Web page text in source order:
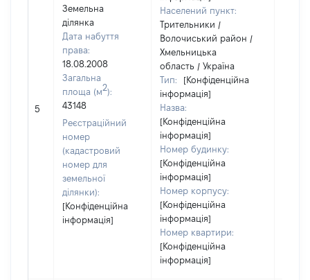
5
Земельна
ділянка
Дата набуття
права:
18.08.2008
Загальна
площа (м2):
43148
Реєстраційний
номер
(кадастровий
номер для
земельної
ділянки):
[Конфіденційна
інформація]
Населений пункт:
Трительники /
Волочиський район /
Хмельницька
область / Україна
Тип:
[Конфіденційна
інформація]
Назва:
[Конфіденційна
інформація]
Номер будинку:
[Конфіденційна
інформація]
Номер корпусу:
[Конфіденційна
інформація]
Номер квартири:
[Конфіденційна
інформація]